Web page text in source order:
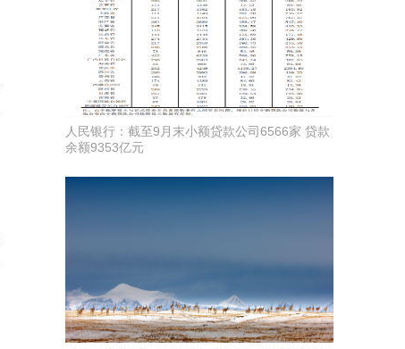
人民银行：截至9月末小额贷款公司6566家 贷款
余额9353亿元